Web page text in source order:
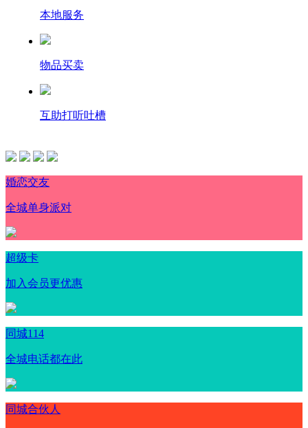
本地服务
物品买卖
互助打听吐槽
婚恋交友
全城单身派对
超级卡
加入会员更优惠
同城114
全城电话都在此
同城合伙人